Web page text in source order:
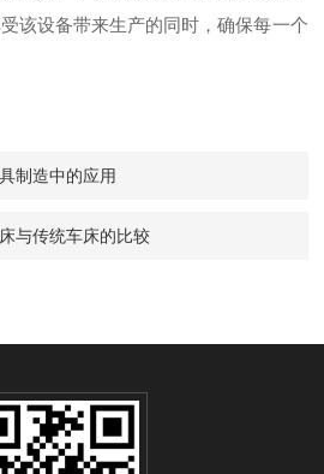
该设备带来生产的同时，确保每一个
制造中的应用
与传统车床的比较